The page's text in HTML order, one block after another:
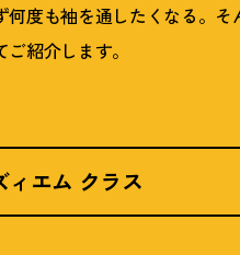
度も袖を通したくなる。
紹介します。
ィエム クラス